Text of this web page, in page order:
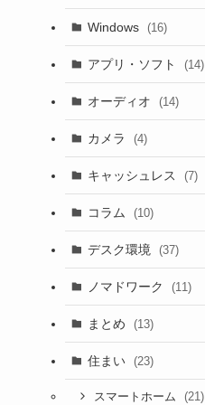
Windows (16)
アプリ・ソフト (14)
オーディオ (14)
カメラ (4)
キャッシュレス (7)
コラム (10)
デスク環境 (37)
ノマドワーク (11)
まとめ (13)
住まい (23)
スマートホーム (21)